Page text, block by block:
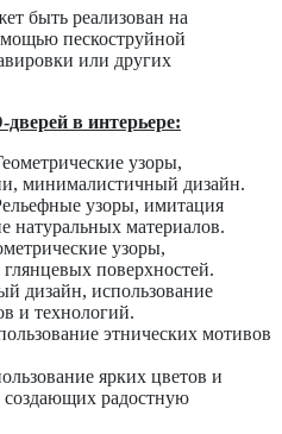
быть реализован на
пескоструйной
или других
в интерьере:
узоры,
минималистичный дизайн.
узоры, имитация
натуральных материалов.
узоры,
поверхностей.
дизайн, использование
и технологий.
этнических мотивов
ярких цветов и
создающих радостную